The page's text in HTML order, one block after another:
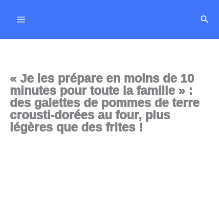
« Je les prépare en moins de 10
minutes pour toute la famille » :
des galettes de pommes de terre
crousti-dorées au four, plus
légères que des frites !